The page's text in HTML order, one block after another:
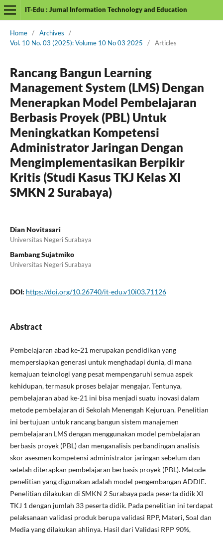
IT-Edu : Jurnal Information Technology and Education
Home / Archives
/
Vol. 10 No. 03 (2025): Volume 10 No 03 2025
/ Articles
Rancang Bangun Learning
Management System (LMS) Dengan
Menerapkan Model Pembelajaran
Berbasis Proyek (PBL) Untuk
Meningkatkan Kompetensi
Administrator Jaringan Dengan
Mengimplementasikan Berpikir
Kritis (Studi Kasus TKJ Kelas XI
SMKN 2 Surabaya)
Dian Novitasari
Universitas Negeri Surabaya
Bambang Sujatmiko
Universitas Negeri Surabaya
DOI: https://doi.org/10.26740/it-edu.v10i03.71126
Abstract
Pembelajaran abad ke-21 merupakan pendidikan yang
mempersiapkan generasi untuk menghadapi dunia, di mana
kemajuan teknologi yang pesat mempengaruhi semua aspek
kehidupan, termasuk proses belajar mengajar. Tentunya,
pembelajaran abad ke-21 ini bisa menjadi suatu inovasi dalam
metode pembelajaran di Sekolah Menengah Kejuruan. Penelitian
ini bertujuan untuk rancang bangun sistem manajemen
pembelajaran LMS dengan menggunakan model pembelajaran
berbasis proyek (PBL) dan menganalisis perbandingan analisis
skor asesmen kompetensi administrator jaringan sebelum dan
setelah diterapkan pembelajaran berbasis proyek (PBL). Metode
penelitian yang digunakan adalah model pengembangan ADDIE.
Penelitian dilakukan di SMKN 2 Surabaya pada peserta didik XI
TKJ 1 dengan jumlah 33 peserta didik. Pada penelitian ini terdapat
pelaksanaan validasi produk berupa validasi RPP, Materi, Soal dan
Media yang dilakukan ahlinya. Hasil dari Validasi RPP 90%,